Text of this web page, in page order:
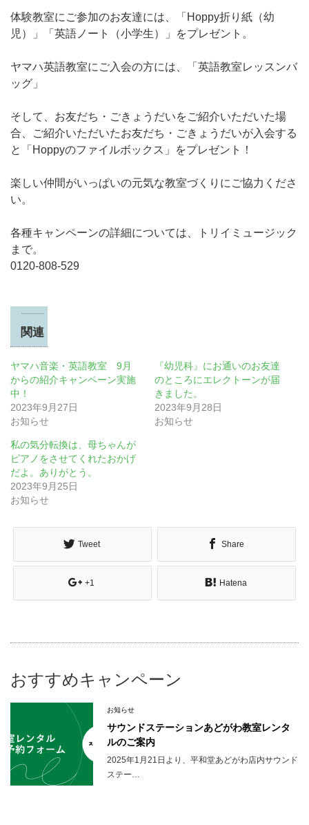
体験教室にご参加のお友達には、「Hoppy折り紙（幼
児）」「英語ノート（小学生）」をプレゼント。
ヤマハ英語教室にご入会の方には、「英語教室レッスンバ
ッグ」
そして、お友だち・ごきょうだいをご紹介いただいた場
合、ご紹介いただいたお友だち・ごきょうだいが入会する
と「Hoppyのファイルボックス」をプレゼント！
楽しい仲間がいっぱいの元気な教室づくりにご協力くださ
い。
各種キャンペーンの詳細については、トリイミュージック
まで。
0120-808-529
関連
ヤマハ音楽・英語教室 9月
からの紹介キャンペーン実施
中！
2023年9月27日
お知らせ
『幼児科』にお通いのお友達
のところにエレクトーンが届
きました。
2023年9月28日
お知らせ
私の気分転換は、母ちゃんが
ピアノをさせてくれたおかげ
だよ。ありがとう。
2023年9月25日
お知らせ
Tweet Share
+1 Hatena
おすすめキャンペーン
お知らせ
サウンドステーションあどがわ教室レンタ
ルのご案内
2025年1月21日より、平和堂あどがわ店内サウンド
ステー…